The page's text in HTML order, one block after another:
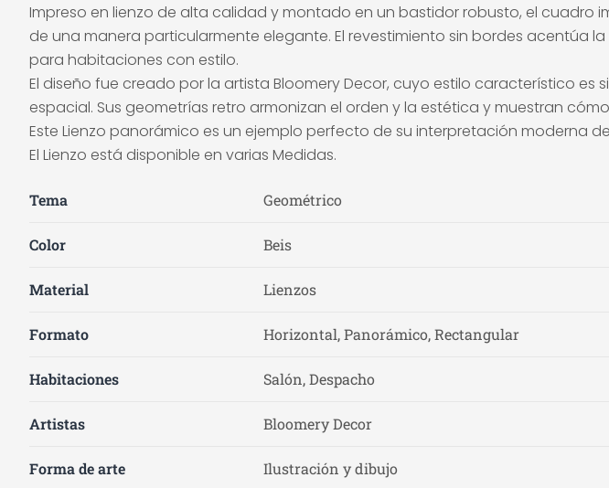
Impreso en lienzo de alta calidad y montado en un bastidor robusto, el cuadro
de una manera particularmente elegante. El revestimiento sin bordes acentúa
para habitaciones con estilo.
El diseño fue creado por la artista Bloomery Decor, cuyo estilo característico
espacial. Sus geometrías retro armonizan el orden y la estética y muestran
Este Lienzo panorámico es un ejemplo perfecto de su interpretación moderna
El Lienzo está disponible en varias Medidas.
Tema Geométrico
Color Beis
Material Lienzos
Formato Horizontal, Panorámico, Rectangular
Habitaciones Salón, Despacho
Artistas Bloomery Decor
Forma de arte Ilustración y dibujo